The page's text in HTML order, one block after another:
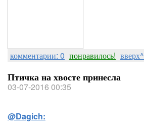
комментарии: 0 понравилось! вверх^
Птичка на хвосте принесла
03-07-2016 00:35
@Dagich: